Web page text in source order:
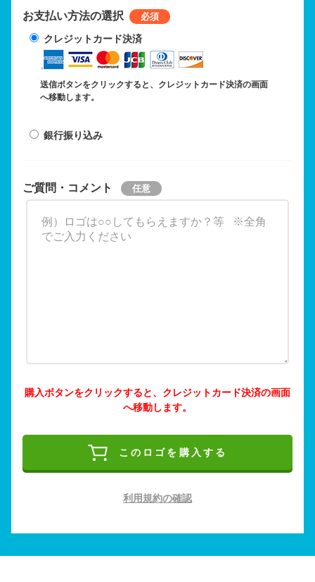
お支払い方法の選択
クレジットカード決済
送信ボタンをクリックすると、クレジットカード決済の画面
へ移動します。
銀行振り込み
ご質問・コメント
購入ボタンをクリックすると、クレジットカード決済の画面
へ移動します。
このロゴを購入する
利用規約の確認